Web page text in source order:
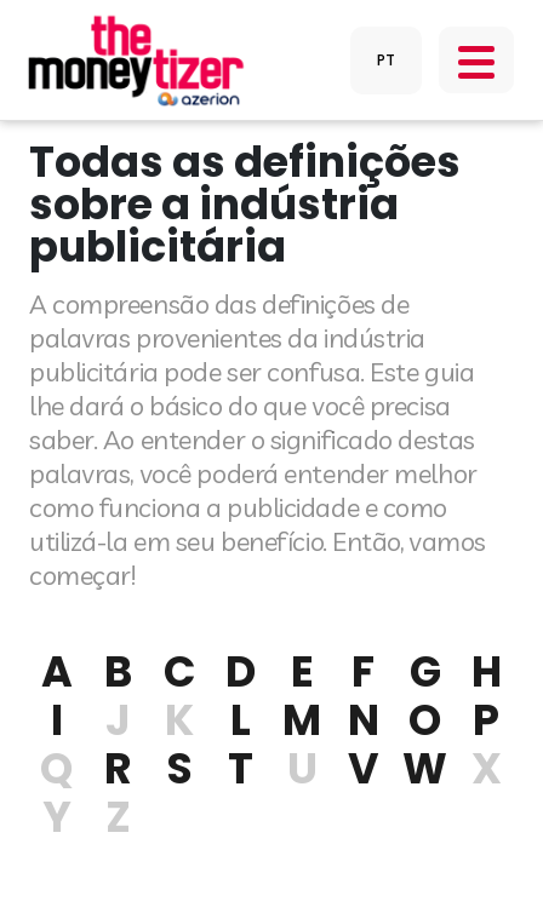
Todas as definições
sobre a indústria
publicitária
A compreensão das definições de
palavras provenientes da indústria
publicitária pode ser confusa. Este guia
lhe dará o básico do que você precisa
saber. Ao entender o significado destas
palavras, você poderá entender melhor
como funciona a publicidade e como
utilizá-la em seu benefício. Então, vamos
começar!
A B C D E F G H
I
J K L M N O P
Q R S T U V W X
Y
Z